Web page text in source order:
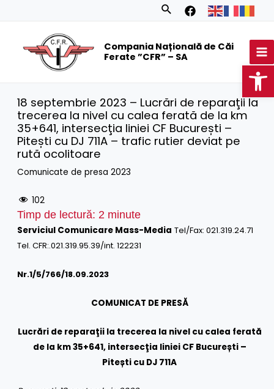
Search
Compania Națională de Căi
Ferate ”CFR” – SA
18 septembrie 2023 – Lucrări de reparaţii la
trecerea la nivel cu calea ferată de la km
35+641, intersecţia liniei CF București –
Pitești cu DJ 711A – trafic rutier deviat pe
rută ocolitoare
Comunicate de presa 2023
102
Timp de lectură: 2 minute
Serviciul Comunicare Mass-Media Tel/Fax: 021.319.24.71
Tel. CFR:.021.319.95.39/int. 122231
Nr.1/5/766/18.09.2023
COMUNICAT DE PRESĂ
Lucrări de reparaţii la trecerea la nivel cu calea ferată
de la km 35+641, intersecţia liniei CF București –
Pitești cu DJ 711A